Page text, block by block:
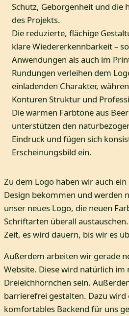
Schutz, Geborgenheit und die
des Projekts.
Die reduzierte, flächige
klare Wiedererkennbarkeit –
Anwendungen als auch im
Rundungen verleihen dem
einladenden Charakter,
Konturen Struktur und
Die warmen Farbtöne aus
unterstützen den
Eindruck und fügen sich
Erscheinungsbild ein.
Zu dem Logo haben wir auch
Design bekommen und werden
unser neues Logo, die neuen
Schriftarten überall
Zeit, es wird dauern, bis wir es
Außerdem arbeiten wir gerade
Website. Diese wird natürlich im
Dreieichhörnchen sein.
barrierefrei gestalten. Dazu wird
komfortables Backend für uns